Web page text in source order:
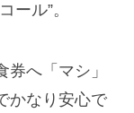
ール”。
へ「マシ」
かなり安心で